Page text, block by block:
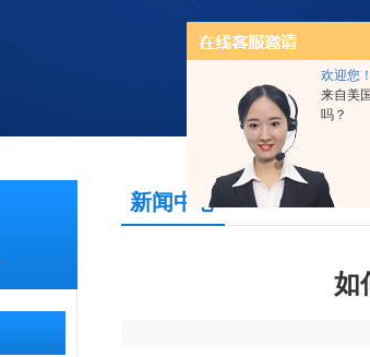
欢迎您！
来自美
吗？
新闻中心
如